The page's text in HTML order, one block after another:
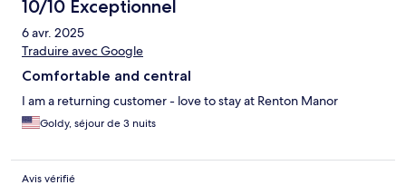
10/10 Exceptionnel
6 avr. 2025
Traduire avec Google
Comfortable and central
I am a returning customer - love to stay at Renton Manor
Goldy, séjour de 3 nuits
Avis vérifié